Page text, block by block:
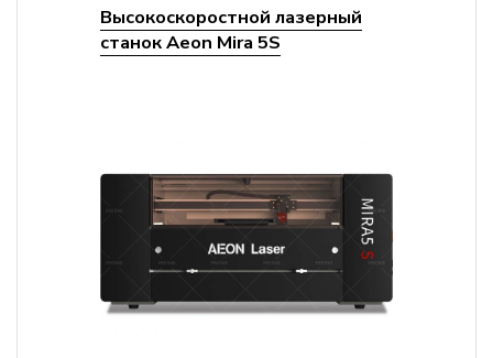
Высокоскоростной лазерный
станок Aeon Mira 5S